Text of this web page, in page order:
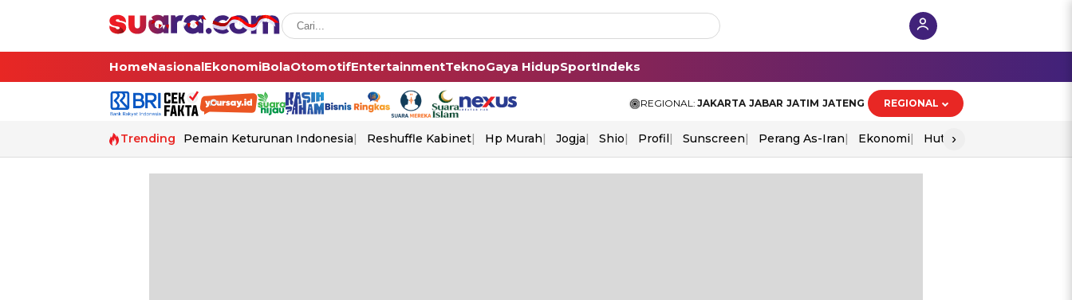
HomeNasionalEkonomiBolaOtomotifEntertainmentTeknoGaya HidupSportIndeks
REGIONAL: JAKARTA JABAR JATIM JATENG REGIONAL
Trending Pemain Keturunan Indonesia Reshuffle Kabinet Hp Murah Jogja Shio Profil Sunscreen Perang As-Iran Ekonomi Hut Ri
›